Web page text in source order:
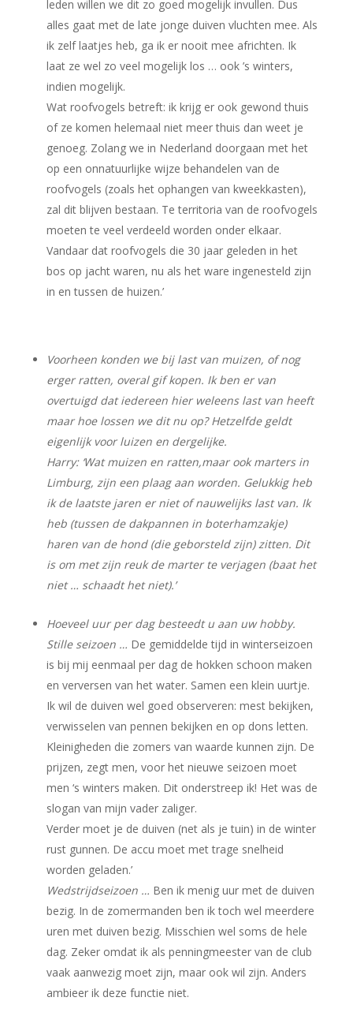
leden willen we dit zo goed mogelijk invullen. Dus
alles gaat met de late jonge duiven vluchten mee. Als
ik zelf laatjes heb, ga ik er nooit mee africhten. Ik
laat ze wel zo veel mogelijk los … ook ’s winters,
indien mogelijk.
Wat roofvogels betreft: ik krijg er ook gewond thuis
of ze komen helemaal niet meer thuis dan weet je
genoeg. Zolang we in Nederland doorgaan met het
op een onnatuurlijke wijze behandelen van de
roofvogels (zoals het ophangen van kweekkasten),
zal dit blijven bestaan. Te territoria van de roofvogels
moeten te veel verdeeld worden onder elkaar.
Vandaar dat roofvogels die 30 jaar geleden in het
bos op jacht waren, nu als het ware ingenesteld zijn
in en tussen de huizen.’
Voorheen konden we bij last van muizen, of nog
erger ratten, overal gif kopen. Ik ben er van
overtuigd dat iedereen hier weleens last van heeft
maar hoe lossen we dit nu op? Hetzelfde geldt
eigenlijk voor luizen en dergelijke.
Harry: ‘Wat muizen en ratten,maar ook marters in
Limburg, zijn een plaag aan worden. Gelukkig heb
ik de laatste jaren er niet of nauwelijks last van. Ik
heb (tussen de dakpannen in boterhamzakje)
haren van de hond (die geborsteld zijn) zitten. Dit
is om met zijn reuk de marter te verjagen (baat het
niet … schaadt het niet).’
Hoeveel uur per dag besteedt u aan uw hobby.
Stille seizoen … De gemiddelde tijd in winterseizoen
is bij mij eenmaal per dag de hokken schoon maken
en verversen van het water. Samen een klein uurtje.
Ik wil de duiven wel goed observeren: mest bekijken,
verwisselen van pennen bekijken en op dons letten.
Kleinigheden die zomers van waarde kunnen zijn. De
prijzen, zegt men, voor het nieuwe seizoen moet
men ‘s winters maken. Dit onderstreep ik! Het was de
slogan van mijn vader zaliger.
Verder moet je de duiven (net als je tuin) in de winter
rust gunnen. De accu moet met trage snelheid
worden geladen.’
Wedstrijdseizoen … Ben ik menig uur met de duiven
bezig. In de zomermanden ben ik toch wel meerdere
uren met duiven bezig. Misschien wel soms de hele
dag. Zeker omdat ik als penningmeester van de club
vaak aanwezig moet zijn, maar ook wil zijn. Anders
ambieer ik deze functie niet.